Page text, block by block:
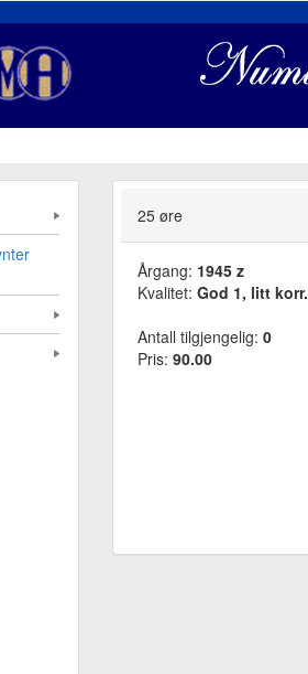
25 øre
Årgang: 1945 z
Kvalitet: God 1, litt korr.
Antall tilgjengelig: 0
Pris: 90.00